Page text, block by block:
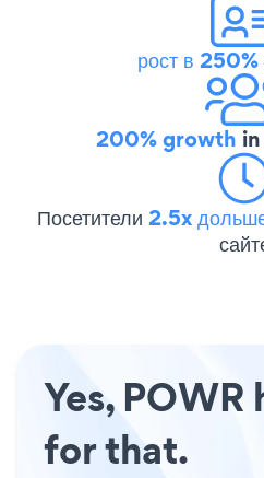
рост в 250%
200% growth
Посетители 2.5x
Yes, POWR
for that.